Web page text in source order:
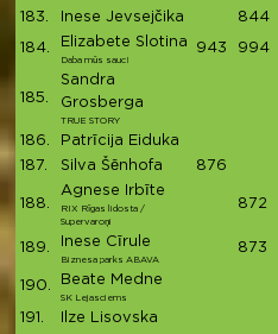
183. Inese Jevsejčika 844
184. Elizabete Slotina
Daba mūs sauc!
943 994
185.
Sandra
Grosberga
TRUE STORY
186. Patrīcija Eiduka
187.
Silva Šēnhofa 876
188.
Agnese Irbīte
RIX Rīgas lidosta /
Supervaroņi
872
189. Inese Cīrule
Biznesa parks ABAVA
873
190. Beate Medne
SK Lejasciems
191. Ilze Lisovska